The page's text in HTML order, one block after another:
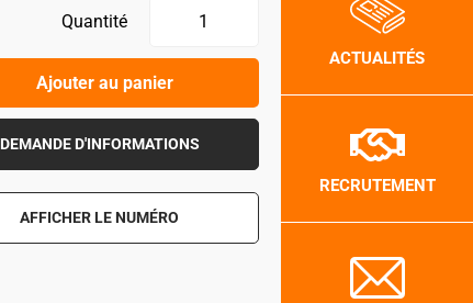
Quantité
Ajouter au panier
DEMANDE D'INFORMATIONS
AFFICHER LE NUMÉRO
ACTUALITÉS
RECRUTEMENT